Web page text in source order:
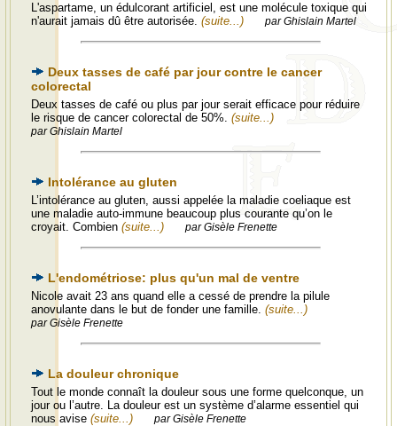
L'aspartame, un édulcorant artificiel, est une molécule toxique qui
n'aurait jamais dû être autorisée. (suite...) par Ghislain Martel
Deux tasses de café par jour contre le cancer
colorectal
Deux tasses de café ou plus par jour serait efficace pour réduire
le risque de cancer colorectal de 50%. (suite...)
par Ghislain Martel
Intolérance au gluten
L’intolérance au gluten, aussi appelée la maladie coeliaque est
une maladie auto-immune beaucoup plus courante qu’on le
croyait. Combien (suite...) par Gisèle Frenette
L'endométriose: plus qu'un mal de ventre
Nicole avait 23 ans quand elle a cessé de prendre la pilule
anovulante dans le but de fonder une famille. (suite...)
par Gisèle Frenette
La douleur chronique
Tout le monde connaît la douleur sous une forme quelconque, un
jour ou l’autre. La douleur est un système d’alarme essentiel qui
nous avise (suite...) par Gisèle Frenette